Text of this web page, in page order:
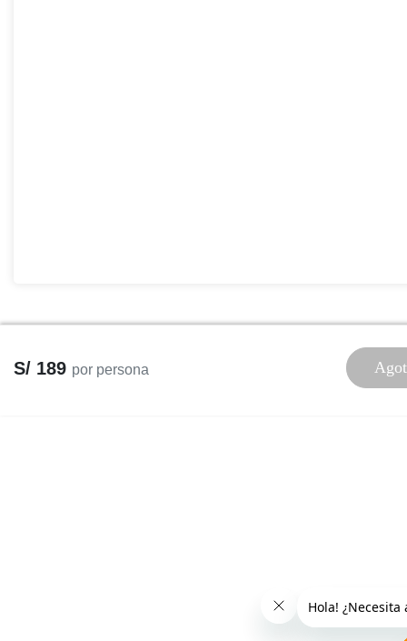
S/ 189 por persona